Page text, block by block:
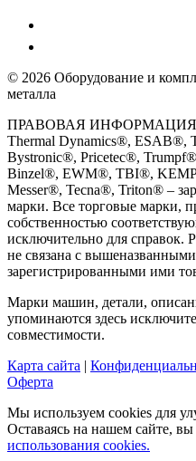
© 2026 Оборудование и
металла
ПРАВОВАЯ ИНФОРМАЦИЯ.
Thermal Dynamics®, ESAB®,
Bystronic®, Pricetec®,
Binzel®, EWM®, TBI®,
Messer®, Tecna®, Triton® –
марки. Все торговые марки,
собственностью
исключительно для справок.
не связана с
зарегистрированными ими
Марки машин, детали,
упоминаются здесь
совместимости.
Карта сайта |
Оферта
Мы используем cookies для
Оставаясь на нашем сайте, вы
использования cookies.